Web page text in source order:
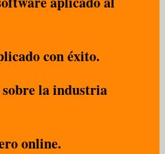
con éxito.
la industria
online.